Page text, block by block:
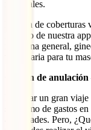
materiales.
La lista de coberturas
Médico de nuestra
medicina general,
veterinaria para tu
Opción de
Preparar un gran
sinónimo de gastos
actividades. Pero,